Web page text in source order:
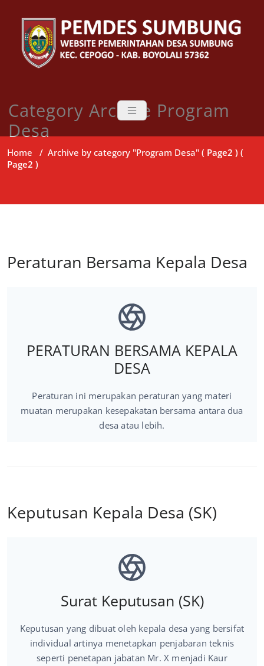
content
Category Archive Program
Desa
Home / Archive by category "Program Desa" ( Page2 ) (
Page2 )
Peraturan Bersama Kepala Desa
PERATURAN BERSAMA KEPALA
DESA
Peraturan ini merupakan peraturan yang materi
muatan merupakan kesepakatan bersama antara dua
desa atau lebih.
Keputusan Kepala Desa (SK)
Surat Keputusan (SK)
Keputusan yang dibuat oleh kepala desa yang bersifat
individual artinya menetapkan penjabaran teknis
seperti penetapan jabatan Mr. X menjadi Kaur